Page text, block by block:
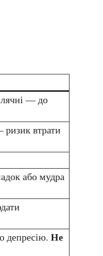
лячні — до
втрати
або мудра
депресію. Не